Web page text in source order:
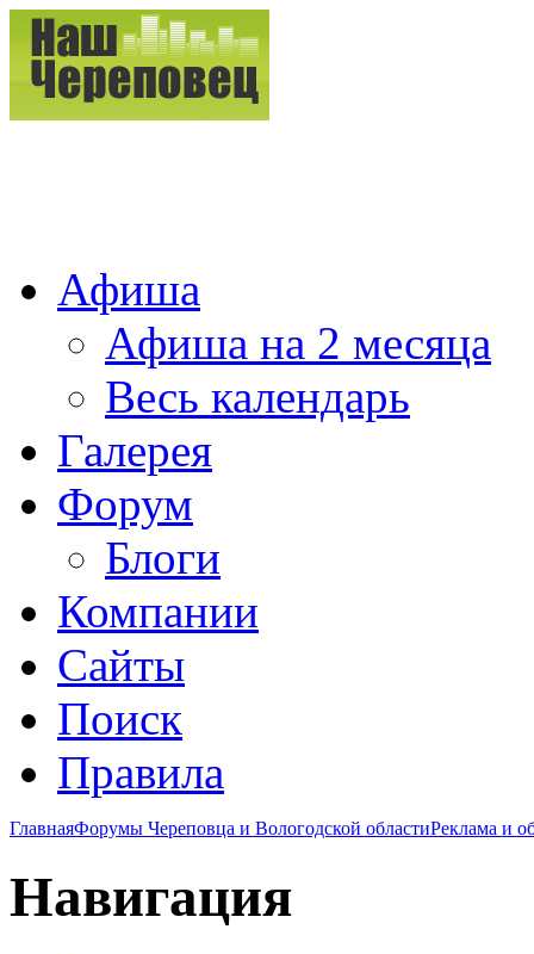
Афиша
Афиша на 2 месяца
Весь календарь
Галерея
Форум
Блоги
Компании
Сайты
Поиск
Правила
ГлавнаяФорумы Череповца и Вологодской областиРеклама и
Навигация